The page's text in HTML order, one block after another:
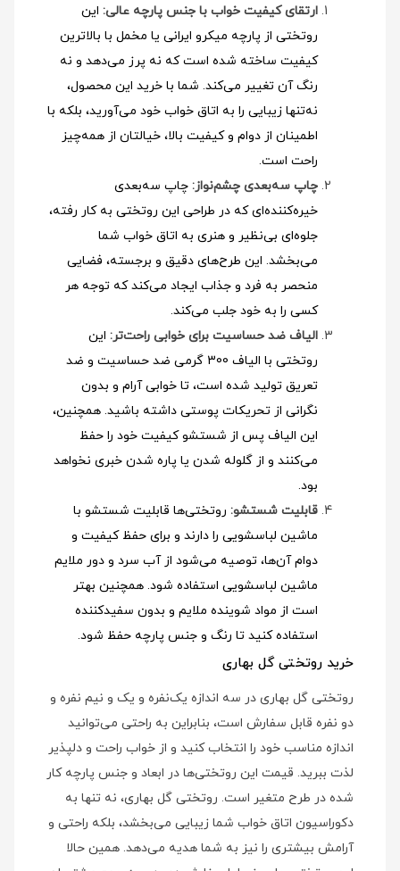
ارتقای کیفیت خواب با جنس پارچه عالی: این
روتختی از پارچه میکرو ایرانی یا مخمل با بالاترین
کیفیت ساخته شده است که نه پرز می‌دهد و نه
رنگ آن تغییر می‌کند. شما با خرید این محصول،
نه‌تنها زیبایی را به اتاق خواب خود می‌آورید، بلکه با
اطمینان از دوام و کیفیت بالا، خیالتان از همه‌چیز
راحت است.
چاپ سه‌بعدی چشم‌نواز: چاپ سه‌بعدی
خیره‌کننده‌ای که در طراحی این روتختی به کار رفته،
جلوه‌ای بی‌نظیر و هنری به اتاق خواب شما
می‌بخشد. این طرح‌های دقیق و برجسته، فضایی
منحصر به فرد و جذاب ایجاد می‌کند که توجه هر
کسی را به خود جلب می‌کند.
الیاف ضد حساسیت برای خوابی راحت‌تر: این
روتختی با الیاف 300 گرمی ضد حساسیت و ضد
تعریق تولید شده است، تا خوابی آرام و بدون
نگرانی از تحریکات پوستی داشته باشید. همچنین،
این الیاف پس از شستشو کیفیت خود را حفظ
می‌کنند و از گلوله شدن یا پاره شدن خبری نخواهد
بود.
قابلیت شستشو: روتختی‌ها قابلیت شستشو با
ماشین لباسشویی را دارند و برای حفظ کیفیت و
دوام آن‌ها، توصیه می‌شود از آب سرد و دور ملایم
ماشین لباسشویی استفاده شود. همچنین بهتر
است از مواد شوینده ملایم و بدون سفیدکننده
استفاده کنید تا رنگ و جنس پارچه حفظ شود.
خرید روتختی گل بهاری
روتختی گل بهاری در سه اندازه یک‌نفره و یک و نیم نفره و
دو نفره قابل سفارش است، بنابراین به راحتی می‌توانید
اندازه مناسب خود را انتخاب کنید و از خواب راحت و دلپذیر
لذت ببرید. قیمت این روتختی‌ها در ابعاد و جنس پارچه کار
شده در طرح متغیر است. روتختی گل بهاری، نه تنها به
دکوراسیون اتاق خواب شما زیبایی می‌بخشد، بلکه راحتی و
آرامش بیشتری را نیز به شما هدیه می‌دهد. همین حالا